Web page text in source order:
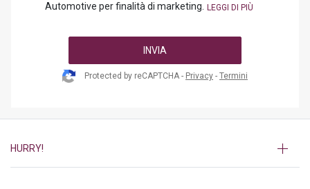
Automotive per finalità di marketing.
INVIA
Protected by reCAPTCHA - Privacy - Termini
HURRY!